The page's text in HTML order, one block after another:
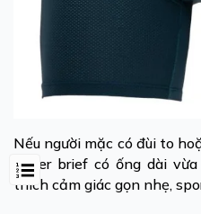
Nếu người mặc có đùi to
boxer brief có ống dài
thích cảm giác gọn nhẹ,